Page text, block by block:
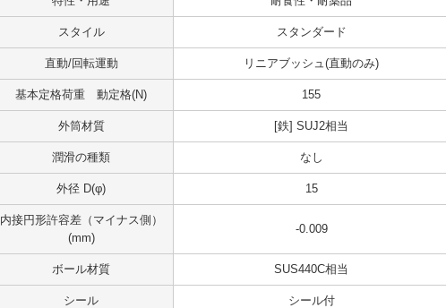
スタイル スタンダード
直動/回転運動 リニアブッシュ(直動のみ)
基本定格荷重 動定格(N) 155
外筒材質 [鉄] SUJ2相当
潤滑の種類 なし
外径 D(φ) 15
内接円形許容差（マイナス側）
(mm)
-0.009
ボール材質 SUS440C相当
シール シール付